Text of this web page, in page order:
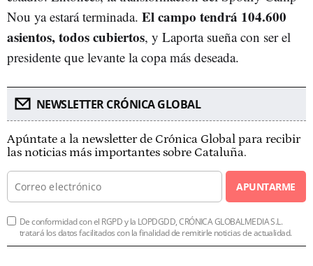
Nou ya estará terminada. El campo tendrá 104.600
asientos, todos cubiertos, y Laporta sueña con ser el
presidente que levante la copa más deseada.
NEWSLETTER CRÓNICA GLOBAL
Apúntate a la newsletter de Crónica Global para recibir
las noticias más importantes sobre Cataluña.
APUNTARME
De conformidad con el RGPD y la LOPDGDD, CRÓNICA GLOBALMEDIA S.L.
tratará los datos facilitados con la finalidad de remitirle noticias de actualidad.